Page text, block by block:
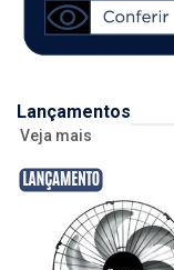
Lançamentos
Veja mais